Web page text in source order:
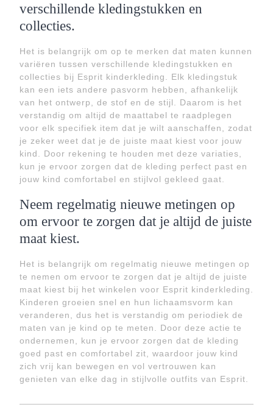
verschillende kledingstukken en
collecties.
Het is belangrijk om op te merken dat maten kunnen
variëren tussen verschillende kledingstukken en
collecties bij Esprit kinderkleding. Elk kledingstuk
kan een iets andere pasvorm hebben, afhankelijk
van het ontwerp, de stof en de stijl. Daarom is het
verstandig om altijd de maattabel te raadplegen
voor elk specifiek item dat je wilt aanschaffen, zodat
je zeker weet dat je de juiste maat kiest voor jouw
kind. Door rekening te houden met deze variaties,
kun je ervoor zorgen dat de kleding perfect past en
jouw kind comfortabel en stijlvol gekleed gaat.
Neem regelmatig nieuwe metingen op
om ervoor te zorgen dat je altijd de juiste
maat kiest.
Het is belangrijk om regelmatig nieuwe metingen op
te nemen om ervoor te zorgen dat je altijd de juiste
maat kiest bij het winkelen voor Esprit kinderkleding.
Kinderen groeien snel en hun lichaamsvorm kan
veranderen, dus het is verstandig om periodiek de
maten van je kind op te meten. Door deze actie te
ondernemen, kun je ervoor zorgen dat de kleding
goed past en comfortabel zit, waardoor jouw kind
zich vrij kan bewegen en vol vertrouwen kan
genieten van elke dag in stijlvolle outfits van Esprit.